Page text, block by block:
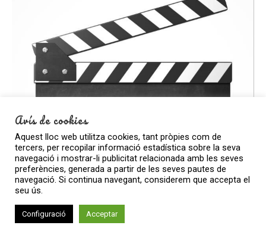
Avís de cookies
Aquest lloc web utilitza cookies, tant pròpies com de
tercers, per recopilar informació estadística sobre la seva
navegació i mostrar-li publicitat relacionada amb les seves
preferències, generada a partir de les seves pautes de
navegació. Si continua navegant, considerem que accepta el
seu ús.
Configuració Acceptar